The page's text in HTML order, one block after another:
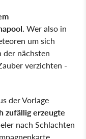
Wer also in
um sich
nächsten
verzichten -
der Vorlage
zufällig erzeugte
nach Schlachten